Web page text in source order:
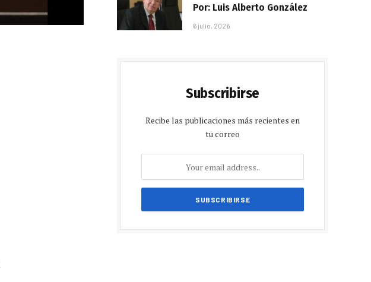
Por: Luis Alberto González
6 julio, 2026
Subscribirse
Recibe las publicaciones más recientes en
tu correo